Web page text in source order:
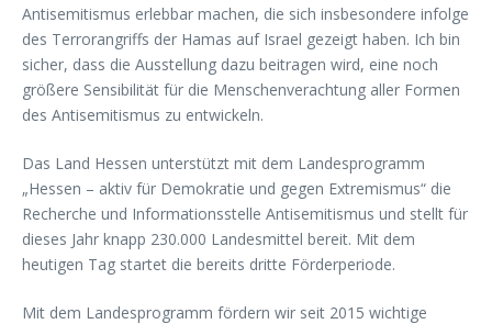
Antisemitismus erlebbar machen, die sich insbesondere infolge
des Terrorangriffs der Hamas auf Israel gezeigt haben. Ich bin
sicher, dass die Ausstellung dazu beitragen wird, eine noch
größere Sensibilität für die Menschenverachtung aller Formen
des Antisemitismus zu entwickeln.
Das Land Hessen unterstützt mit dem Landesprogramm
„Hessen – aktiv für Demokratie und gegen Extremismus“ die
Recherche und Informationsstelle Antisemitismus und stellt für
dieses Jahr knapp 230.000 Landesmittel bereit. Mit dem
heutigen Tag startet die bereits dritte Förderperiode.
Mit dem Landesprogramm fördern wir seit 2015 wichtige